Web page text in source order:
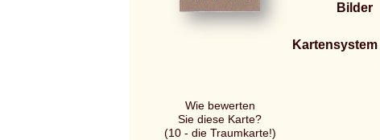
Bilder
Kartensystem
Wie bewerten
Sie diese Karte?
(10 - die Traumkarte!)